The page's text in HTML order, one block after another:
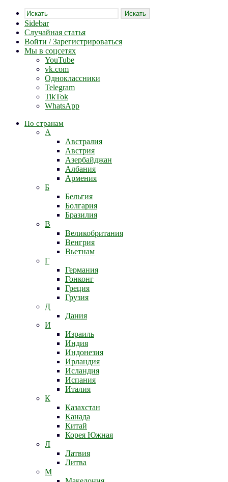
Искать
Sidebar
Случайная статья
Войти / Зарегистрироваться
Мы в соцсетях
YouTube
vk.com
Одноклассники
Telegram
TikTok
WhatsApp
По странам
А
Австралия
Австрия
Азербайджан
Албания
Армения
Б
Бельгия
Болгария
Бразилия
В
Великобритания
Венгрия
Вьетнам
Г
Германия
Гонконг
Греция
Грузия
Д
Дания
И
Израиль
Индия
Индонезия
Ирландия
Исландия
Испания
Италия
К
Казахстан
Канада
Китай
Корея Южная
Л
Латвия
Литва
М